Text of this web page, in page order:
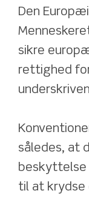
Den
sikre
rettighed
således, at
beskyttelse
til at